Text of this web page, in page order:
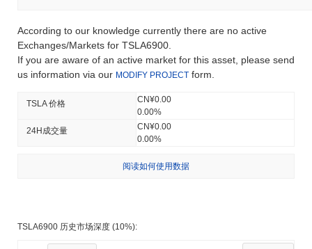
According to our knowledge currently there are no active
Exchanges/Markets for TSLA6900.
If you are aware of an active market for this asset, please send
us information via our MODIFY PROJECT form.
TSLA 价格
CN¥0.00
0.00%
24H成交量
CN¥0.00
0.00%
阅读如何使用数据
TSLA6900 历史市场深度 (10%):